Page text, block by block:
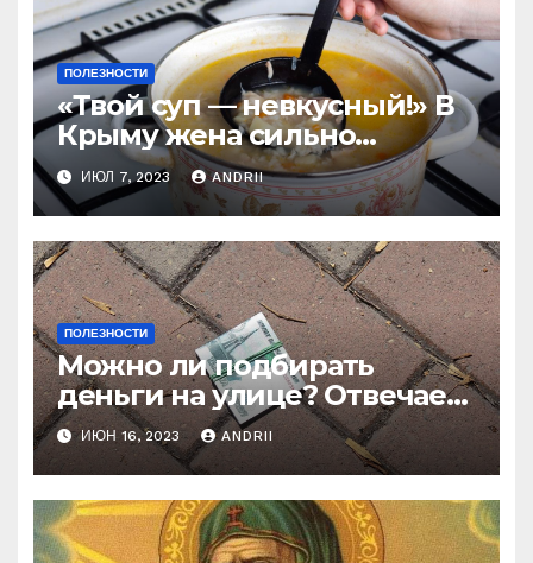
ПОЛЕЗНОСТИ
«Твой суп — невкусный!» В
Крыму жена сильно
наказала мужа за
нелестный отзыв о её
стряпне
ИЮЛ 7, 2023 ANDRII
ПОЛЕЗНОСТИ
Можно ли подбирать
деньги на улице? Отвечает
батюшка
ИЮН 16, 2023 ANDRII